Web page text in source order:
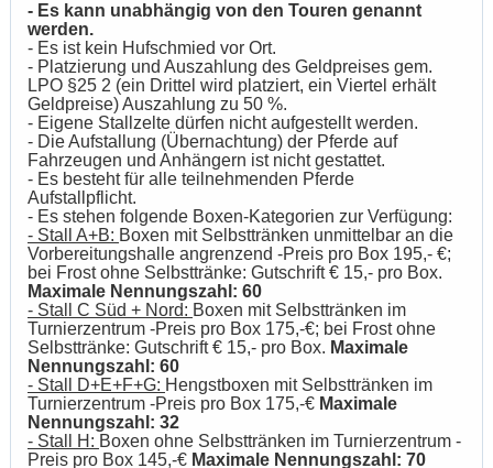
- Es kann unabhängig von den Touren genannt
werden.
- Es ist kein Hufschmied vor Ort.
- Platzierung und Auszahlung des Geldpreises gem.
LPO §25 2 (ein Drittel wird platziert, ein Viertel erhält
Geldpreise) Auszahlung zu 50 %.
- Eigene Stallzelte dürfen nicht aufgestellt werden.
- Die Aufstallung (Übernachtung) der Pferde auf
Fahrzeugen und Anhängern ist nicht gestattet.
- Es besteht für alle teilnehmenden Pferde
Aufstallpflicht.
- Es stehen folgende Boxen-Kategorien zur Verfügung:
- Stall A+B: Boxen mit Selbsttränken unmittelbar an die
Vorbereitungshalle angrenzend -Preis pro Box 195,- €;
bei Frost ohne Selbsttränke: Gutschrift € 15,- pro Box.
Maximale Nennungszahl: 60
- Stall C Süd + Nord: Boxen mit Selbsttränken im
Turnierzentrum -Preis pro Box 175,-€; bei Frost ohne
Selbsttränke: Gutschrift € 15,- pro Box. Maximale
Nennungszahl: 60
- Stall D+E+F+G: Hengstboxen mit Selbsttränken im
Turnierzentrum -Preis pro Box 175,-€ Maximale
Nennungszahl: 32
- Stall H: Boxen ohne Selbsttränken im Turnierzentrum -
Preis pro Box 145,-€ Maximale Nennungszahl: 70